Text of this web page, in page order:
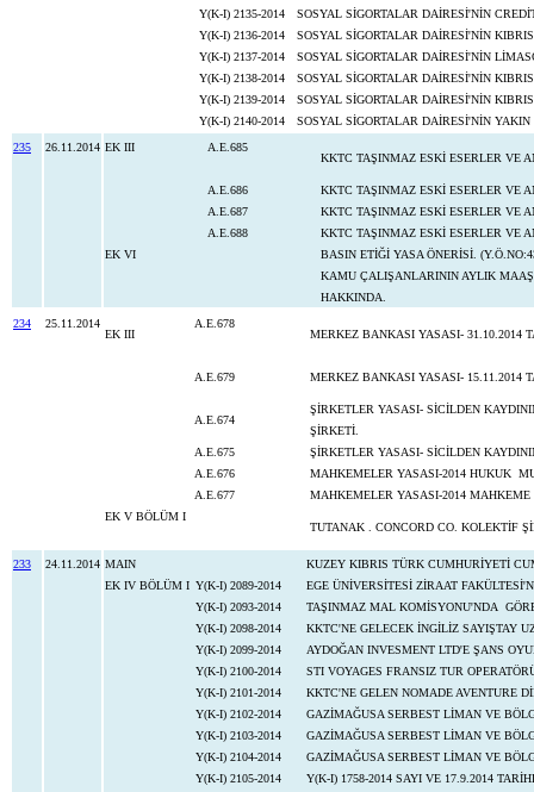
Y(K-I) 2135-2014
SOSYAL SİGORTALAR DAİRESİ'NİN
Y(K-I) 2136-2014
SOSYAL SİGORTALAR DAİRESİ'NİN
Y(K-I) 2137-2014
SOSYAL SİGORTALAR DAİRESİ'NİN
Y(K-I) 2138-2014
SOSYAL SİGORTALAR DAİRESİ'NİN
Y(K-I) 2139-2014
SOSYAL SİGORTALAR DAİRESİ'NİN
Y(K-I) 2140-2014
SOSYAL SİGORTALAR DAİRESİ'NİN
235
26.11.2014 EK III
A.E.685
KKTC TAŞINMAZ ESKİ ESERLER VE
A.E.686
KKTC TAŞINMAZ ESKİ ESERLER VE
A.E.687
KKTC TAŞINMAZ ESKİ ESERLER VE
A.E.688
KKTC TAŞINMAZ ESKİ ESERLER VE
EK VI
BASIN ETİĞİ YASA ÖNERİSİ.
KAMU ÇALIŞANLARININ AYLIK
HAKKINDA.
234
25.11.2014
EK III
A.E.678
MERKEZ BANKASI YASASI- 31.10.2014
A.E.679 MERKEZ BANKASI YASASI- 15.11.2014
A.E.674
ŞİRKETLER YASASI- SİCİLDEN
ŞİRKETİ.
A.E.675
ŞİRKETLER YASASI- SİCİLDEN
A.E.676
MAHKEMELER YASASI-2014 HUKUK
A.E.677
MAHKEMELER YASASI-2014
EK V BÖLÜM I
TUTANAK . CONCORD CO. KOLEKTİF
233 24.11.2014 MAIN
KUZEY KIBRIS TÜRK CUMHURİYETİ
EK IV BÖLÜM I Y(K-I) 2089-2014
EGE ÜNİVERSİTESİ ZİRAAT
Y(K-I) 2093-2014
TAŞINMAZ MAL KOMİSYONU'NDA
Y(K-I) 2098-2014
KKTC'NE GELECEK İNGİLİZ SAYIŞTAY
Y(K-I) 2099-2014
AYDOĞAN INVESMENT LTD'E ŞANS
Y(K-I) 2100-2014
STI VOYAGES FRANSIZ TUR
Y(K-I) 2101-2014
KKTC'NE GELEN NOMADE AVENTURE
Y(K-I) 2102-2014
GAZİMAĞUSA SERBEST LİMAN VE
Y(K-I) 2103-2014
GAZİMAĞUSA SERBEST LİMAN VE
Y(K-I) 2104-2014
GAZİMAĞUSA SERBEST LİMAN VE
Y(K-I) 2105-2014
Y(K-I) 1758-2014 SAYI VE 17.9.2014